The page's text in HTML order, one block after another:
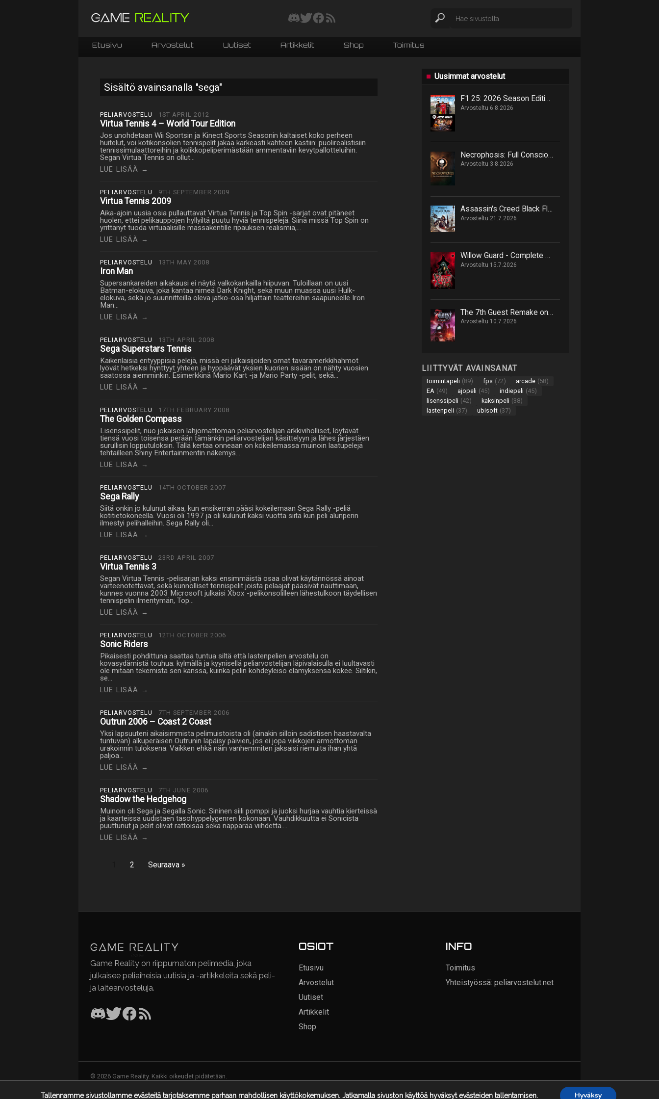
Etusivu Arvostelut Uutiset Artikkelit Shop Toimitus
Sisältö avainsanalla "sega"
PELIARVOSTELU 1ST APRIL 2012
Virtua Tennis 4 – World Tour Edition
Jos unohdetaan Wii Sportsin ja Kinect Sports Seasonin kaltaiset koko perheen
huitelut, voi kotikonsolien tennispelit jakaa karkeasti kahteen kastiin: puolirealistisiin
tennissimulaattoreihin ja kolikkopeliperimästään ammentaviin kevytpallotteluihin.
Segan Virtua Tennis on ollut…
LUE LISÄÄ →
PELIARVOSTELU 9TH SEPTEMBER 2009
Virtua Tennis 2009
Aika-ajoin uusia osia pullauttavat Virtua Tennis ja Top Spin -sarjat ovat pitäneet
huolen, ettei pelikauppojen hyllyiltä puutu hyviä tennispelejä. Siinä missä Top Spin on
yrittänyt tuoda virtuaalisille massakentille ripauksen realismia,…
LUE LISÄÄ →
PELIARVOSTELU 13TH MAY 2008
Iron Man
Supersankareiden aikakausi ei näytä valkokankailla hiipuvan. Tuloillaan on uusi
Batman-elokuva, joka kantaa nimeä Dark Knight, sekä muun muassa uusi Hulk-
elokuva, sekä jo suunnitteilla oleva jatko-osa hiljattain teattereihin saapuneelle Iron
Man…
LUE LISÄÄ →
PELIARVOSTELU 13TH APRIL 2008
Sega Superstars Tennis
Kaikenlaisia erityyppisiä pelejä, missä eri julkaisijoiden omat tavaramerkkihahmot
lyövät hetkeksi hynttyyt yhteen ja hyppäävät yksien kuorien sisään on nähty vuosien
saatossa aiemminkin. Esimerkkinä Mario Kart -ja Mario Party -pelit, sekä…
LUE LISÄÄ →
PELIARVOSTELU 17TH FEBRUARY 2008
The Golden Compass
Lisenssipelit, nuo jokaisen lahjomattoman peliarvostelijan arkkiviholliset, löytävät
tiensä vuosi toisensa perään tämänkin peliarvostelijan käsittelyyn ja lähes järjestäen
surullisin lopputuloksin. Tällä kertaa onneaan on kokeilemassa muinoin laatupelejä
tehtailleen Shiny Entertainmentin näkemys…
LUE LISÄÄ →
PELIARVOSTELU 14TH OCTOBER 2007
Sega Rally
Siitä onkin jo kulunut aikaa, kun ensikerran pääsi kokeilemaan Sega Rally -peliä
kotitietokoneella. Vuosi oli 1997 ja oli kulunut kaksi vuotta siitä kun peli alunperin
ilmestyi pelihalleihin. Sega Rally oli…
LUE LISÄÄ →
PELIARVOSTELU 23RD APRIL 2007
Virtua Tennis 3
Segan Virtua Tennis -pelisarjan kaksi ensimmäistä osaa olivat käytännössä ainoat
varteenotettavat, sekä kunnolliset tennispelit joista pelaajat pääsivät nauttimaan,
kunnes vuonna 2003 Microsoft julkaisi Xbox -pelikonsolilleen lähestulkoon täydellisen
tennispelin ilmentymän, Top…
LUE LISÄÄ →
PELIARVOSTELU 12TH OCTOBER 2006
Sonic Riders
Pikaisesti pohdittuna saattaa tuntua siltä että lastenpelien arvostelu on
kovasydämistä touhua: kylmällä ja kyynisellä peliarvostelijan läpivalaisulla ei luultavasti
ole mitään tekemistä sen kanssa, kuinka pelin kohdeyleisö elämyksensä kokee. Siltikin,
se…
LUE LISÄÄ →
PELIARVOSTELU 7TH SEPTEMBER 2006
Outrun 2006 – Coast 2 Coast
Yksi lapsuuteni aikaisimmista pelimuistoista oli (ainakin silloin sadistisen haastavalta
tuntuvan) alkuperäisen Outrunin läpäisy päivien, jos ei jopa viikkojen armottoman
urakoinnin tuloksena. Vaikken ehkä näin vanhemmiten jaksaisi riemuita ihan yhtä
paljoa…
LUE LISÄÄ →
PELIARVOSTELU 7TH JUNE 2006
Shadow the Hedgehog
Muinoin oli Sega ja Segalla Sonic. Sininen siili pomppi ja juoksi hurjaa vauhtia kierteissä
ja kaarteissa uudistaen tasohyppelygenren kokonaan. Vauhdikkuutta ei Sonicista
puuttunut ja pelit olivat rattoisaa sekä näppärää viihdettä.…
LUE LISÄÄ →
2 Seuraava »
Uusimmat arvostelut
F1 25: 2026 Season Edition niputtaa uutta ja vanhaa samaan pakettiin
Arvosteltu 6.8.2026
Necrophosis: Full Consciousness tarjoilee lovecraftimaisen matkan painajaisnäkymiin
Arvosteltu 3.8.2026
Assassin's Creed Black Flag Resynced marssittaa epäilijät lankulta
Arvosteltu 21.7.2026
Willow Guard - Complete Edition on hack 'n' slash -retki eläinten valtakuntaan
Arvosteltu 15.7.2026
The 7th Guest Remake on onnistunut uusinta 90-luvun seikkailusta
Arvosteltu 10.7.2026
LIITTYVÄT AVAINSANAT
toimintapeli (89) fps (72) arcade (58)
EA (49) ajopeli (45) indiepeli (45)
lisenssipeli (42) kaksinpeli (38)
lastenpeli (37) ubisoft (37)
Tallennamme sivustollamme evästeitä tarjotaksemme parhaan mahdollisen käyttökokemuksen. Jatkamalla sivuston käyttöä hyväksyt evästeiden tallentamisen. Hyväksy
Game Reality on riippumaton pelimedia, joka
julkaisee peliaiheisia uutisia ja -artikkeleita sekä peli-
ja laitearvosteluja.
OSIOT
Etusivu
Arvostelut
Uutiset
Artikkelit
Shop
INFO
Toimitus
Yhteistyössä: peliarvostelut.net
© 2026 Game Reality. Kaikki oikeudet pidätetään.